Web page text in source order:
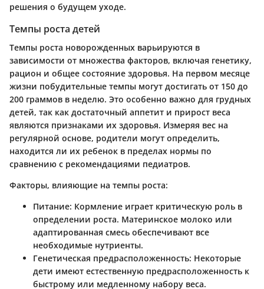
решения о будущем уходе.
Темпы роста детей
Темпы роста новорожденных варьируются в
зависимости от множества факторов, включая генетику,
рацион и общее состояние здоровья. На первом месяце
жизни побудительные темпы могут достигать от 150 до
200 граммов в неделю. Это особенно важно для грудных
детей, так как достаточный аппетит и прирост веса
являются признаками их здоровья. Измеряя вес на
регулярной основе, родители могут определить,
находится ли их ребенок в пределах нормы по
сравнению с рекомендациями педиатров.
Факторы, влияющие на темпы роста:
Питание: Кормление играет критическую роль в
определении роста. Материнское молоко или
адаптированная смесь обеспечивают все
необходимые нутриенты.
Генетическая предрасположенность: Некоторые
дети имеют естественную предрасположенность к
быстрому или медленному набору веса.